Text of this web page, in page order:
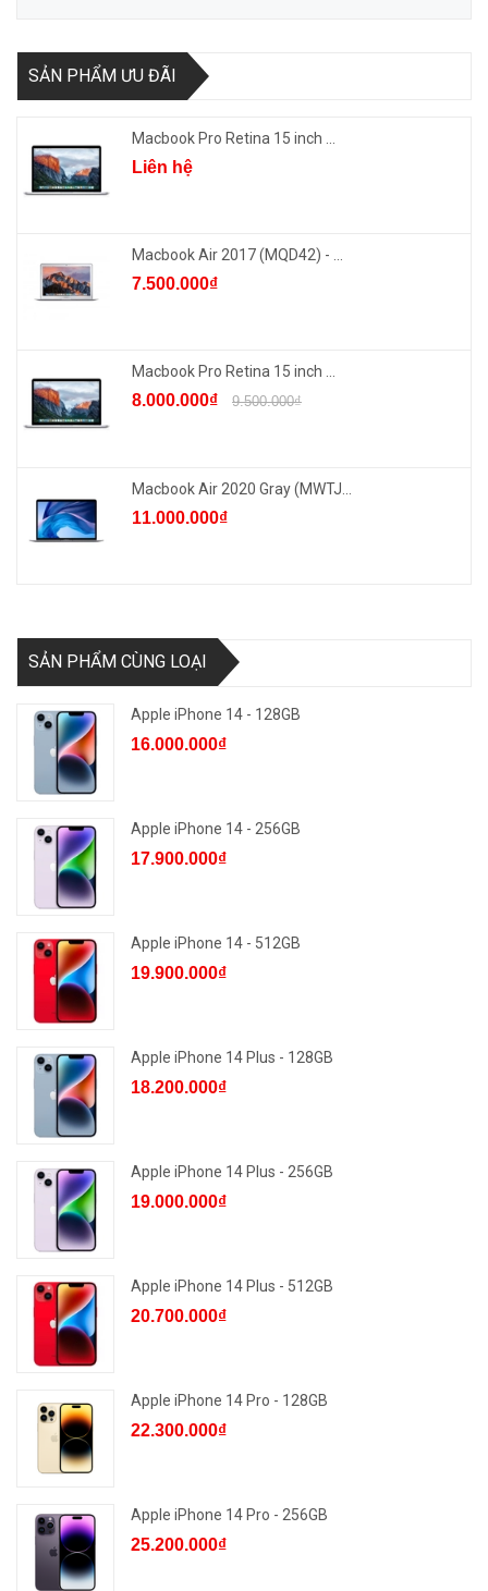
SẢN PHẨM ƯU ĐÃI
Macbook Pro Retina 15 inch ...
Liên hệ
Macbook Air 2017 (MQD42) - ...
7.500.000₫
Macbook Pro Retina 15 inch ...
8.000.000₫ 9.500.000₫
Macbook Air 2020 Gray (MWTJ...
11.000.000₫
SẢN PHẨM CÙNG LOẠI
Apple iPhone 14 - 128GB
16.000.000₫
Apple iPhone 14 - 256GB
17.900.000₫
Apple iPhone 14 - 512GB
19.900.000₫
Apple iPhone 14 Plus - 128GB
18.200.000₫
Apple iPhone 14 Plus - 256GB
19.000.000₫
Apple iPhone 14 Plus - 512GB
20.700.000₫
Apple iPhone 14 Pro - 128GB
22.300.000₫
Apple iPhone 14 Pro - 256GB
25.200.000₫